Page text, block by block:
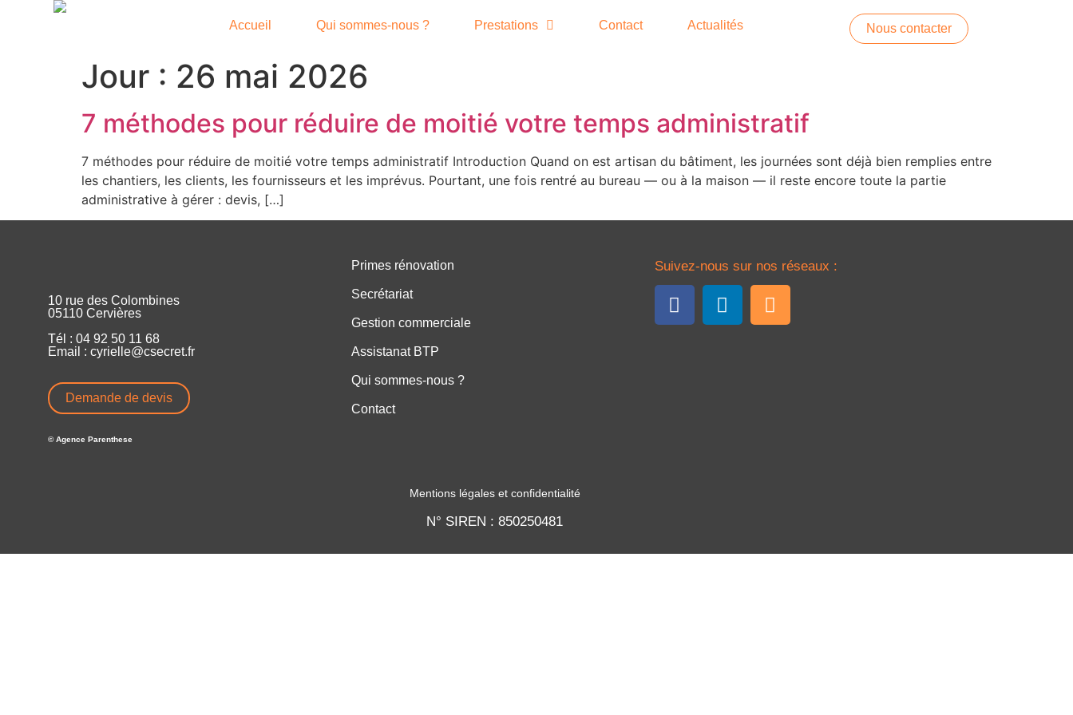
Accueil Qui sommes-nous ? Prestations Contact Actualités Nous contacter
Jour : 26 mai 2026
7 méthodes pour réduire de moitié votre temps administratif
7 méthodes pour réduire de moitié votre temps administratif Introduction Quand on est artisan du bâtiment, les journées sont déjà bien remplies entre
les chantiers, les clients, les fournisseurs et les imprévus. Pourtant, une fois rentré au bureau — ou à la maison — il reste encore toute la partie
administrative à gérer : devis, […]
10 rue des Colombines
05110 Cervières
Tél : 04 92 50 11 68
Email : cyrielle@csecret.fr
Demande de devis
© Agence Parenthese
Primes rénovation
Secrétariat
Gestion commerciale
Assistanat BTP
Qui sommes-nous ?
Contact
Mentions légales et confidentialité
N° SIREN : 850250481
Suivez-nous sur nos réseaux :